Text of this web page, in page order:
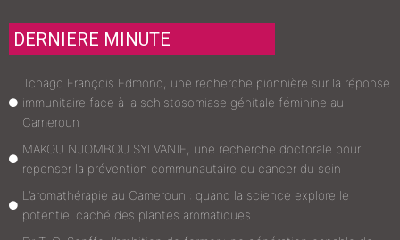
DERNIERE MINUTE
Tchago François Edmond, une recherche pionnière sur la réponse
immunitaire face à la schistosomiase génitale féminine au
Cameroun
MAKOU NJOMBOU SYLVANIE, une recherche doctorale pour
repenser la prévention communautaire du cancer du sein
L’aromathérapie au Cameroun : quand la science explore le
potentiel caché des plantes aromatiques